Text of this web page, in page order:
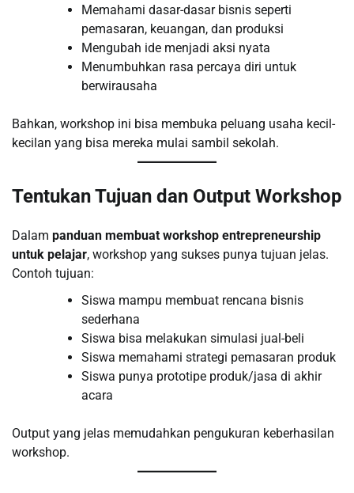
Memahami dasar-dasar bisnis seperti
pemasaran, keuangan, dan produksi
Mengubah ide menjadi aksi nyata
Menumbuhkan rasa percaya diri untuk
berwirausaha
Bahkan, workshop ini bisa membuka peluang usaha kecil-
kecilan yang bisa mereka mulai sambil sekolah.
Tentukan Tujuan dan Output Workshop
Dalam panduan membuat workshop entrepreneurship
untuk pelajar, workshop yang sukses punya tujuan jelas.
Contoh tujuan:
Siswa mampu membuat rencana bisnis
sederhana
Siswa bisa melakukan simulasi jual-beli
Siswa memahami strategi pemasaran produk
Siswa punya prototipe produk/jasa di akhir
acara
Output yang jelas memudahkan pengukuran keberhasilan
workshop.